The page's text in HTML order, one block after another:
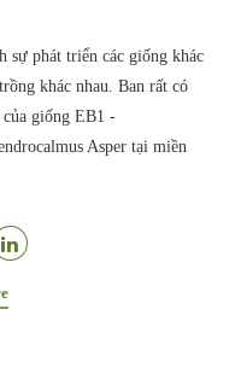
sự phát triển các giống khác
khác nhau. Ban rất có
giống EB1 -
Asper tại miền